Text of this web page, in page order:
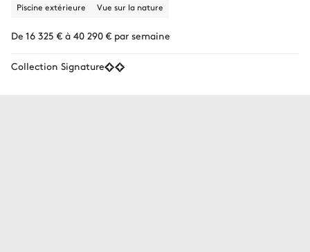
Piscine extérieure Vue sur la nature
De 16 325 € à 40 290 € par semaine
Collection Signature